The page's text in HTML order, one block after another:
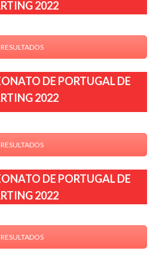
2022
RESULTADOS
DE PORTUGAL DE
2022
RESULTADOS
DE PORTUGAL DE
2022
RESULTADOS